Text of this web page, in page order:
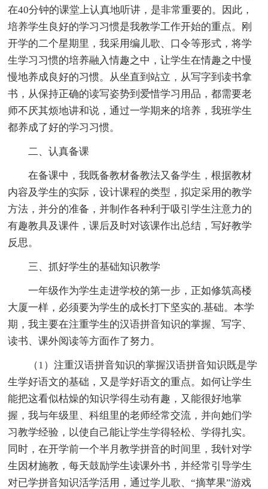
在40分钟的课堂上认真地听讲，是非常重要的。因此，
培养学生良好的学习习惯是我教学工作开始的重点。刚
开学的二个星期里，我采用编儿歌、口令等形式，将学
生学习习惯的培养融入情趣之中，让学生在情趣之中慢
慢地养成良好的习惯。从坐直到站立，从写字到读书拿
书，从保持正确的读写姿势到爱惜学习用品，都需要老
师不厌其烦地讲和说，通过一学期来的培养，我班学生
都养成了好的学习习惯。
二、认真备课
在备课中，我既备教材备教法又备学生，根据教材
内容及学生的实际，设计课程的类型，拟定采用的教学
方法，并分的准备，并制作各种利于吸引学生注意力的
有趣教具及课件，课后及时对该课作出总结，写好教学
反思。
三、抓好学生的基础知识教学
一年级作为学生走进学校的第一步，正如修筑高楼
大厦一样，必须要为学生的成长打下坚实的.基础。本学
期，我主要在注重学生的汉语拼音知识的掌握、写字、
读书、课外阅读等方面作了努力。
（1）注重汉语拼音知识的掌握汉语拼音知识既是学
生学好语文的基础，又是学好语文的重点。如何让学生
能把这看似枯燥的知识学得生动有趣，又能很好地掌
握，我与年级里、科组里的老师经常交流，并向她们学
习教学经验，以使自己能让学生学得轻松、学得扎实。
同时，在开学前一个半月教学拼音的时间里，我针对学
生因材施教，每天鼓励学生读课外书，并经常引导学生
对已学拼音知识活学活用，通过学儿歌、“摘苹果”游戏